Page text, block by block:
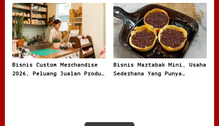
Bisnis Custom Merchandise
2026, Peluang Jualan Produk
Bisnis Martabak Mini, Usaha
Sederhana Yang Punya